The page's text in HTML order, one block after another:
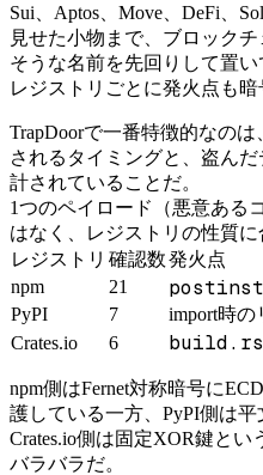
Sui、Aptos、Move、DeFi、
見せた小物まで、ブロック
そうな名前を先回りして置い
レジストリごとに発火点も暗
TrapDoorで一番特徴的なの
されるタイミングと、盗ん
計されていることだ。
1つのペイロード（悪意ある
はなく、レジストリの性質に
レジストリ 確認数発火点
npm
21
PyPI
7 import時の
Crates.io
6 build.rs
npm側はFernet対称暗号に
護している一方、PyPI側は平
Crates.io側は固定XOR鍵と
バラバラだ。